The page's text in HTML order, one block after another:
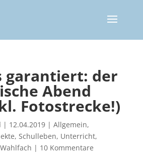
garantiert: der
Abend
Fotostrecke!)
| 12.04.2019| Allgemein,
, Schulleben, Unterricht,
Wahlfach | 10 Kommentare